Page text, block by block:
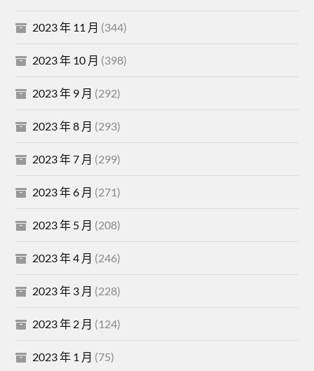
2023 年 11 月 (344)
2023 年 10 月 (398)
2023 年 9 月 (292)
2023 年 8 月 (293)
2023 年 7 月 (299)
2023 年 6 月 (271)
2023 年 5 月 (208)
2023 年 4 月 (246)
2023 年 3 月 (228)
2023 年 2 月 (124)
2023 年 1 月 (75)